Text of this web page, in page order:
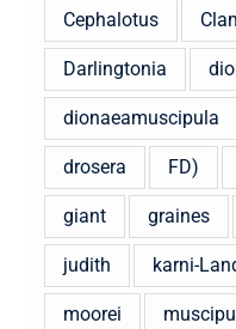
Cephalotus
Darlingtonia
dionaeamuscipula
drosera FD)
giant graines
judith karni-
moorei